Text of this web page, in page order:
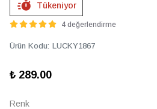
Tükeniyor
4 değerlendirme
Ürün Kodu: LUCKY1867
₺ 289.00
Renk